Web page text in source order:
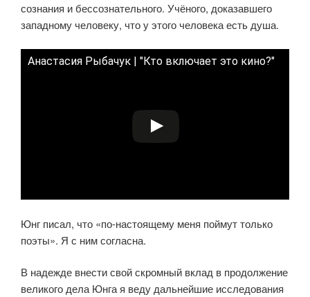
сознания и бессознательного. Учёного, доказавшего
западному человеку, что у этого человека есть душа.
Анастасия Рыбачук | "Кто включает это кино?"
Юнг писал, что «по-настоящему меня поймут только
поэты». Я с ним согласна.
В надежде внести свой скромный вклад в продолжение
великого дела Юнга я веду дальнейшие исследования